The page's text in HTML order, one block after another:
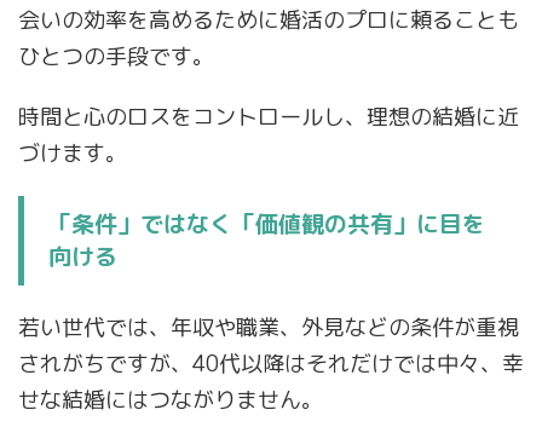
会いの効率を高めるために婚活のプロに頼ることも
ひとつの手段です。
時間と心のロスをコントロールし、理想の結婚に近
づけます。
「条件」ではなく「価値観の共有」に目を
向ける
若い世代では、年収や職業、外見などの条件が重視
されがちですが、40代以降はそれだけでは中々、幸
せな結婚にはつながりません。